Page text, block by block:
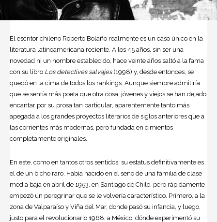
El escritor chileno Roberto Bolaño realmente es un caso único en la
literatura latinoamericana reciente. A los 45 años, sin ser una
novedad ni un nombre establecido, hace veinte años saltó a la fama
con su libro Los detectives salvajes (1998) y, desde entonces, se
quedó en la cima de todos los rankings. Aunque siempre admitiría
que se sentía más poeta que otra cosa, jóvenes y viejos se han dejado
encantar por su prosa tan particular, aparentemente tanto más
apegada a los grandes proyectos literarios de siglos anteriores que a
las corrientes más modernas, pero fundada en cimientos
completamente originales.
En este, como en tantos otros sentidos, su estatus definitivamente es
el de un bicho raro. Había nacido en el seno de una familia de clase
media baja en abril de 1953, en Santiago de Chile, pero rápidamente
empezó un peregrinar que se le volvería característico. Primero, a la
zona de Valparaíso y Viña del Mar, donde pasó su infancia, y luego,
justo para el revolucionario 1968, a México, dónde experimentó su